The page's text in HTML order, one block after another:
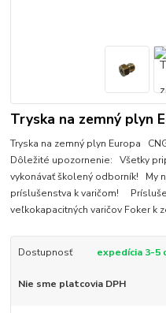
Tryska na zemný plyn
Tryska na zemný plyn Europa
Dôležité upozornenie: Všetky
vykonávať školený odborník! My
príslušenstva k varičom!
veľkokapacitných varičov Foker k
Dostupnosť expedícia 3-5
Nie sme platcovia DPH